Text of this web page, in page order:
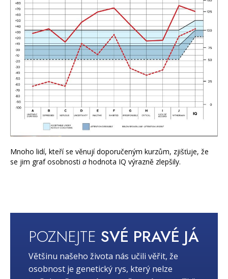
Mnoho lidí, kteří se věnují doporučeným kurzům, zjišťuje, že
se jim graf osobnosti a hodnota IQ výrazně zlepšily.
POZNEJTE SVÉ PRAVÉ JÁ
Většinu našeho života nás učili věřit, že
osobnost je genetický rys, který nelze